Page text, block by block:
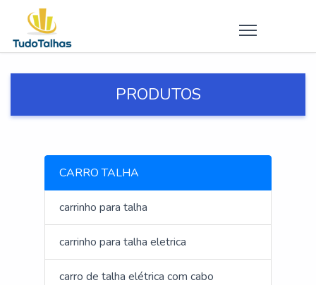
PRODUTOS
CARRO TALHA
carrinho para talha
carrinho para talha eletrica
carro de talha elétrica com cabo